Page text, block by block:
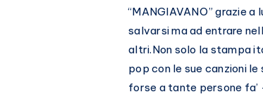
“MANGIAVANO” grazie
salvarsi ma ad entrare
altri.Non solo la stampa
pop con le sue canzioni le
forse a tante persone fa’